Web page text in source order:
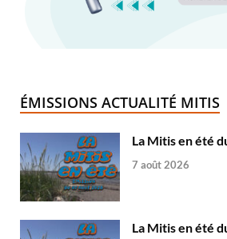
ÉMISSIONS ACTUALITÉ MITIS
La Mitis en été
7 août 2026
La Mitis en été